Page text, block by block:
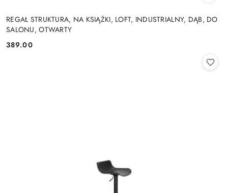
REGAŁ STRUKTURA, NA KSIĄŻKI, LOFT, INDUSTRIALNY, DĄB, DO
SALONU, OTWARTY
Cena:
389.00